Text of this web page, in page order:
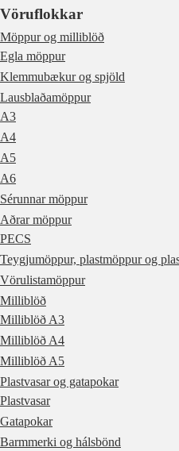
Vöruflokkar
Möppur og milliblöð
Egla möppur
Klemmubækur og spjöld
Lausblaðamöppur
A3
A4
A5
A6
Sérunnar möppur
Aðrar möppur
PECS
Teygjumöppur, plastmöppur og
Vörulistamöppur
Milliblöð
Milliblöð A3
Milliblöð A4
Milliblöð A5
Plastvasar og gatapokar
Plastvasar
Gatapokar
Barmmerki og hálsbönd